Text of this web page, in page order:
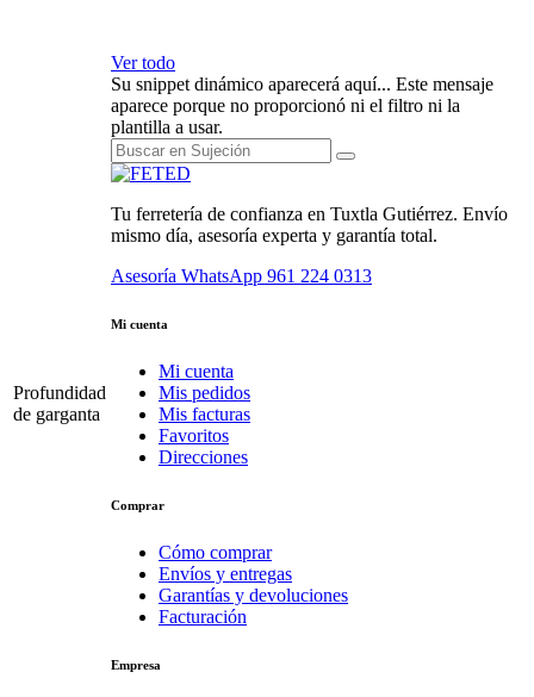
Profundidad
de garganta
Ver todo
Su snippet dinámico aparecerá aquí... Este mensaje
aparece porque no proporcionó ni el filtro ni la
plantilla a usar.
Tu ferretería de confianza en Tuxtla Gutiérrez. Envío
mismo día, asesoría experta y garantía total.
Asesoría WhatsApp 961 224 0313
Mi cuenta
Mi cuenta
Mis pedidos
Mis facturas
Favoritos
Direcciones
Comprar
Cómo comprar
Envíos y entregas
Garantías y devoluciones
Facturación
Empresa